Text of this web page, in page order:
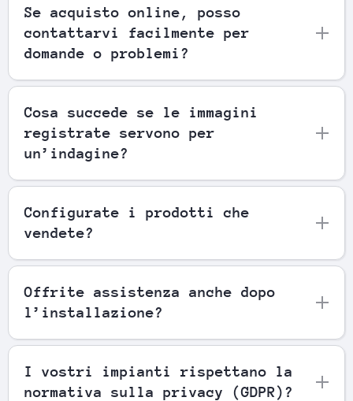
Se acquisto online, posso
contattarvi facilmente per
domande o problemi?
Cosa succede se le immagini
registrate servono per
un’indagine?
Configurate i prodotti che
vendete?
Offrite assistenza anche dopo
l’installazione?
I vostri impianti rispettano la
normativa sulla privacy (GDPR)?